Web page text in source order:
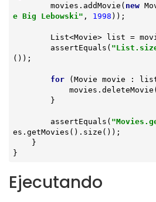
        movies.addMovie(
new
e Big Lebowski" , 1998 ));
        assertEquals(
());
for (Movie movie :
        assertEquals(
es.getMovies().size());
}
Ejecutando